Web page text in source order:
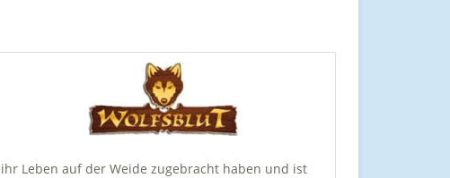
Leben auf der Weide zugebracht haben und ist